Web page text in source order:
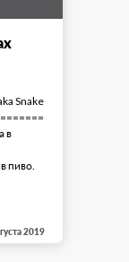
Snake
в
пиво.
2019